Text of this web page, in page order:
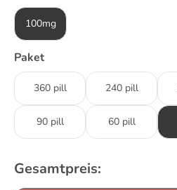
100mg
Paket
360 pill 240 pill
90 pill 60 pill
Gesamtpreis: